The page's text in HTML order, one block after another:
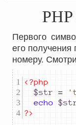
Первого
его получения
номеру.
<?php
$str
=
echo
?>